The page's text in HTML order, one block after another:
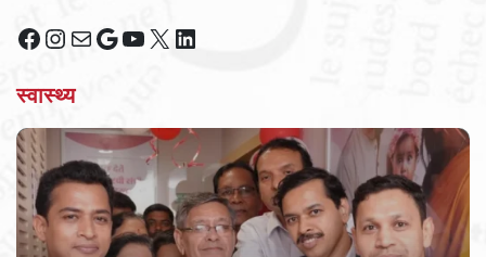
Facebook
Instagram
MailGoogle
YouTube
X LinkedIn
स्वास्थ्य